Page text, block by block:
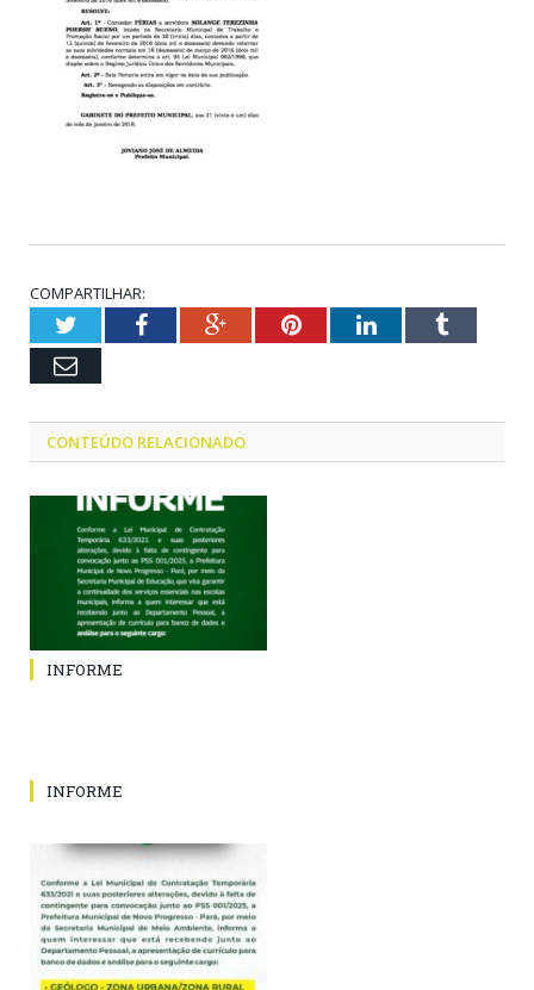
COMPARTILHAR:
TwitterFacebookGoogle+PinterestLinkedInTumblr
Email
CONTEÚDO RELACIONADO
INFORME
INFORME